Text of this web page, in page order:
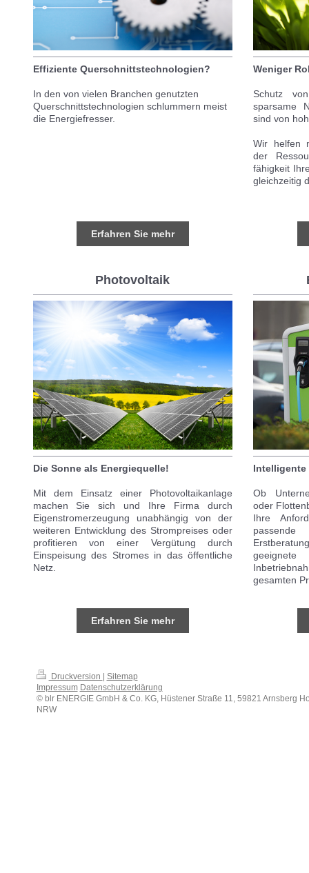
Effiziente Querschnittstechnologien?
In den von vielen Branchen genutzten
Querschnittstechnologien schlummern meist
die Energiefresser.
Erfahren Sie mehr
Weniger
Schutz
sparsame
sind von
Wir helfen
der
fähigkeit
gleichzeitig
Photovoltaik
Die Sonne als Energiequelle!
Mit dem Einsatz einer Photovoltaikanlage
machen Sie sich und Ihre Firma durch
Eigenstromerzeugung unabhängig von der
weiteren Entwicklung des Strompreises oder
profitieren von einer Vergütung durch
Einspeisung des Stromes in das öffentliche
Netz.
Erfahren Sie mehr
I
Ob
oder
Ihre
geeignete
gesamten
Druckversion
Sitemap
Impressum Datenschutzerklärung
© blr ENERGIE GmbH & Co. KG, Hüstener Straße 11, 59821 Arnsberg
NRW